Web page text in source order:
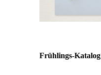
Frühlings-Katalog